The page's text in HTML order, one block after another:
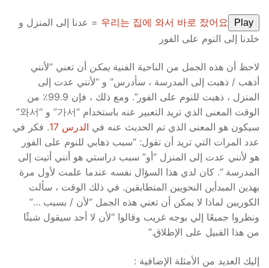
Play
우리는 집에 와서 바로 잤어요 = عدنا إلى المنزل و
خلدنا إلى النوم على الفور
لاحظ أن هذه الجمل من الناحية الفنية يمكن أن تعني “لأنني
أذهب / ذهبت إلى المدرسة ، سأدرس” و “لأنني عدت إلى
المنزل ، ذهبت للنوم على الفور”. ومع ذلك ، فإن 99.9٪ من
الوقت المعنى الذي تريد التعبير عنه باستخدام “가서” و “와서”
سيكون هو المعنى الذي تم الحديث عنه في الدرس 17
. فكر في
عدد المرات التي تريد أن تقول: “سبب ذهابي للنوم على الفور
هو لأنني عدت إلى المنزل “أو” سبب دراستي هو أنني أتيت إلى
المدرسة “. كان لدي هذا السؤال نفسه عندما علمت لأول مرة
بهذين المبدأين النحويين المتطابقين. في ذلك الوقت ، سألت
الكوريين لماذا لا يمكن أن تعني هذه الجمل “لأن / بسبب …”
ونظروا جميعًا إلي بوجه غريب وقالوا “لأن لا أحد سيقول شيئًا
من هذا القبيل على الإطلاق.”
إليك العديد من الأمثلة الإضافية :